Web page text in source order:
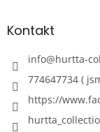
Kontakt
info@hurtta-
774647734 (
https://